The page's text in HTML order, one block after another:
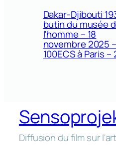
Dakar-Djibouti
butin du musée
l’homme – 18
novembre 2025
100ECS à Paris –
Diffusion du film sur l'art